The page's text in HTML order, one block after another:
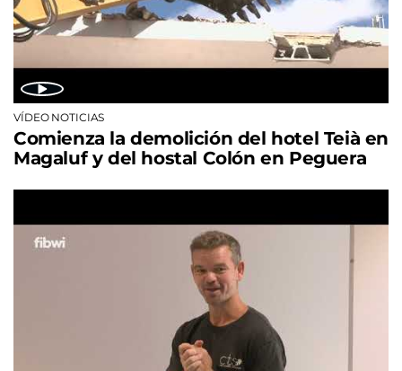
VÍDEO NOTICIAS
Comienza la demolición del hotel Teià en
Magaluf y del hostal Colón en Peguera